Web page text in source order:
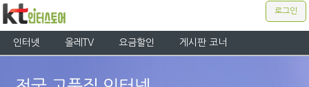
로그인
인터넷 올레TV 요금할인 게시판 코너